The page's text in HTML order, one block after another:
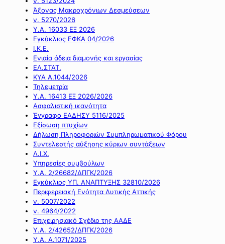
Άξονας Μακροχρόνιων Δεσμεύσεων
ν. 5270/2026
Υ.Α. 16033 ΕΞ 2026
Εγκύκλιος ΕΦΚΑ 04/2026
Ι.Κ.Ε.
Ενιαία άδεια διαμονής και εργασίας
ΕΛ.ΣΤΑΤ.
ΚΥΑ Α.1044/2026
Τηλεμετρία
Υ.Α. 16413 ΕΞ 2026/2026
Ασφαλιστική ικανότητα
Έγγραφο ΕΑΔΗΣΥ 5116/2025
Εξίσωση πτυχίων
Δήλωση Πληροφοριών Συμπληρωματικού Φόρου
Συντελεστής αύξησης κύριων συντάξεων
Λ.Ι.Χ.
Υπηρεσίες συμβούλων
Υ.Α. 2/26682/ΔΠΓΚ/2026
Εγκύκλιος ΥΠ. ΑΝΑΠΤΥΞΗΣ 32810/2026
Περιφερειακή Ενότητα Δυτικής Αττικής
ν. 5007/2022
ν. 4964/2022
Επιχειρησιακό Σχέδιο της ΑΑΔΕ
Υ.Α. 2/42652/ΔΠΓΚ/2026
Υ.Α. Α.1071/2025